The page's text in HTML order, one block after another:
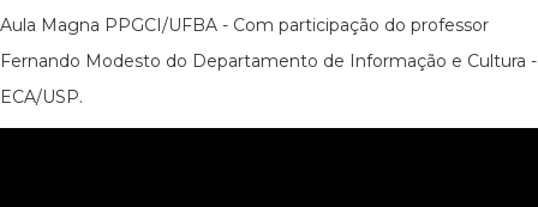
Aula Magna PPGCI/UFBA - Com participação do professor
Fernando Modesto do Departamento de Informação e Cultura -
ECA/USP.